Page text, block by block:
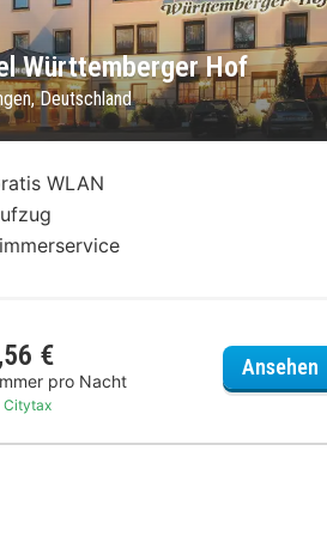
Württemberger Hof
Deutschland
WLAN
€
pro Nacht
Citytax
Ansehen